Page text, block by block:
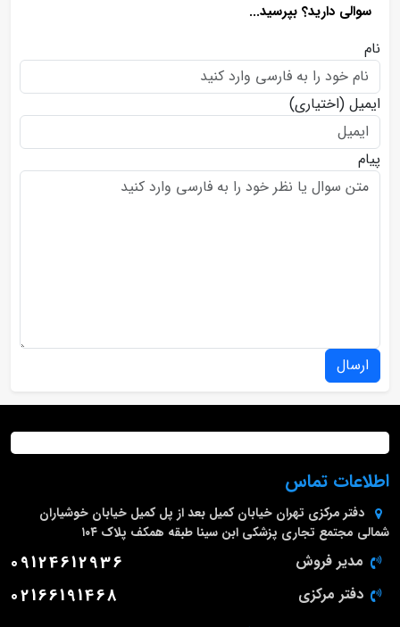
سوالی دارید؟ بپرسید...
نام
ایمیل (اختیاری)
پیام
ارسال
اطلاعات تماس
دفتر مرکزی تهران خیابان کمیل بعد از پل کمیل خیابان خوشیاران
شمالی مجتمع تجاری پزشکی ابن سینا طبقه همکف پلاک ۱۰۴
مدیر فروش 09124612936
دفتر مرکزی 02166191468